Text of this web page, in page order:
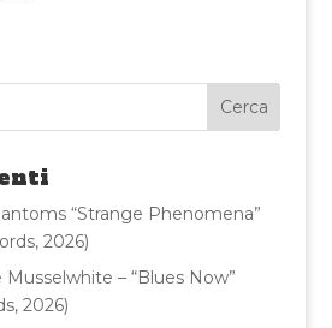
di
vi
di
“Strange Phenomena”
2026)
– “Blues Now”
2026)